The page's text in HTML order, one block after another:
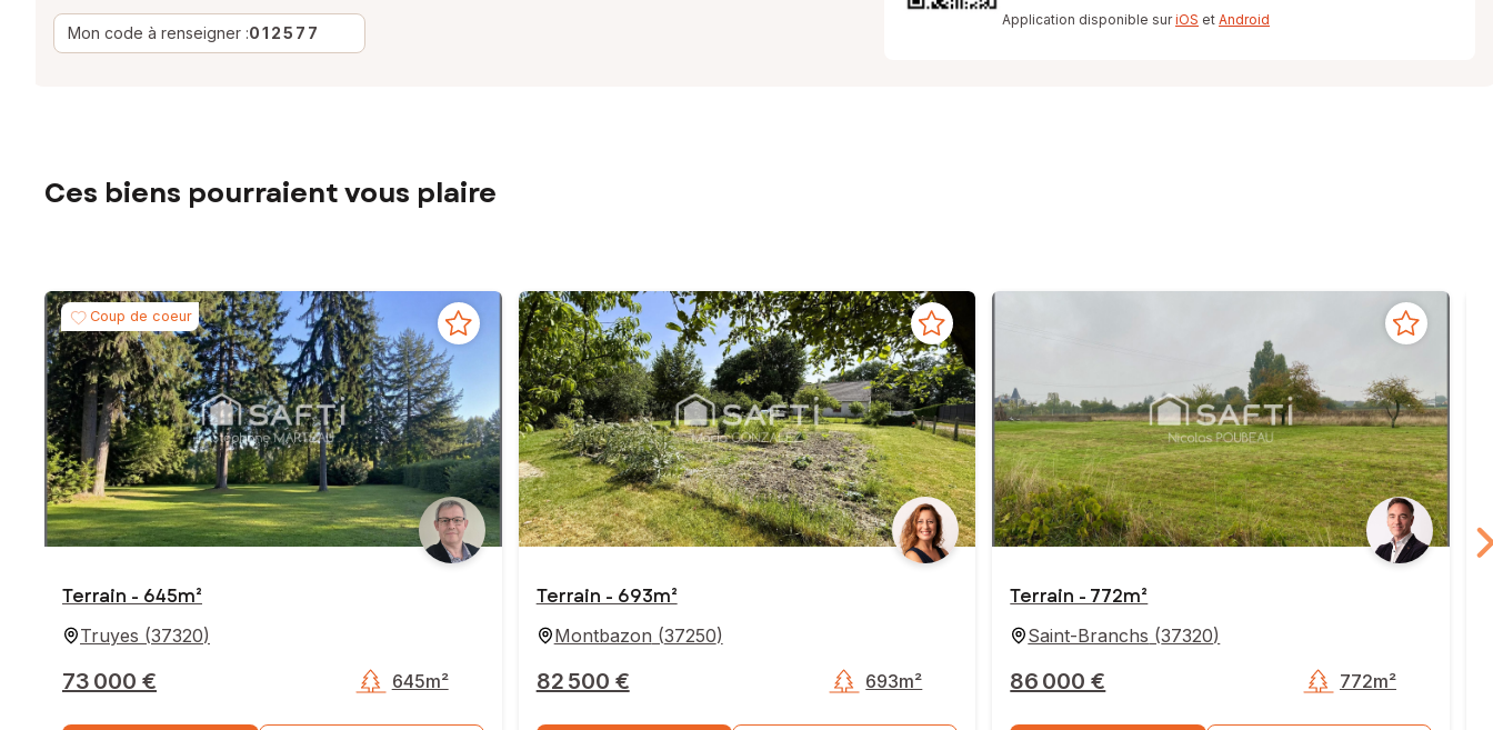
Mon code à renseigner :012577
Application disponible suriOS et Android
Ces biens pourraient vous plaire
Coup de coeur
Terrain - 645m²
Truyes (37320)
73 000 € 645m²
Terrain - 693m²
Montbazon (37250)
82 500 € 693m²
Terrain - 772m²
Saint-Branchs (37320)
86 000 € 772m²